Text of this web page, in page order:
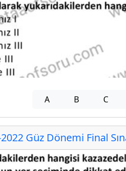
A B C
Güz Dönemi Final